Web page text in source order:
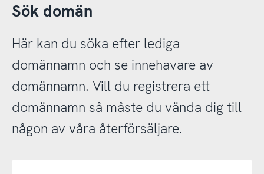
Sök domän
Här kan du söka efter lediga
domännamn och se innehavare av
domännamn. Vill du registrera ett
domännamn så måste du vända dig till
någon av våra återförsäljare.